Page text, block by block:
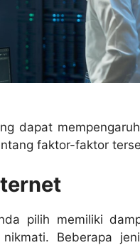
dapat
faktor-faktor
pilih memiliki
Beberapa